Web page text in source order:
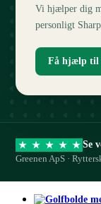
Vi hjælper dig
personligt
Få hjælp til
Greenen ApS ·
★ ★ ★ ★ ★ Se